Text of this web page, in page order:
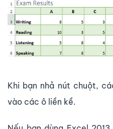
Khi bạn nhả nút chuột,
vào các ô liền kề.